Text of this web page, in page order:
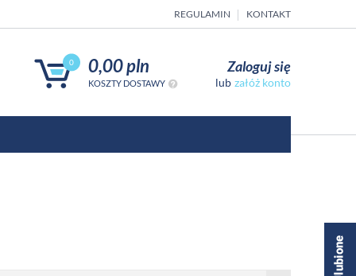
REGULAMIN KONTAKT
0 0,00 pln
KOSZTY DOSTAWY
Zaloguj się
załóż konto